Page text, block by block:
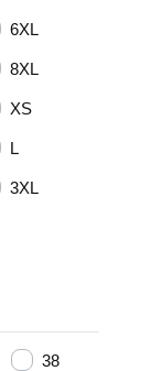
6XL
8XL
XS
L
3XL
38